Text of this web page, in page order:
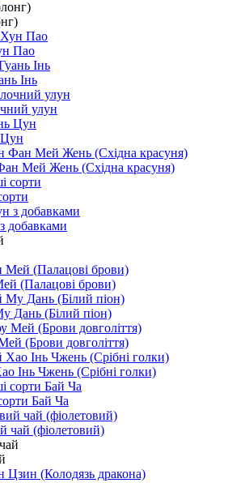
Пао
Інь
улун
Мей Жень (Східна красуня)
добавками
(Палацові брови)
Дань (Білий піон)
(Брови довголіття)
Інь Чжень (Срібні голки)
Бай Ча
чай (фіолетовий)